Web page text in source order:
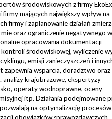
środowiskowych z firmy
mających największy wpływ na
firmy i zaplanowanie działań
oraz ograniczenie negatywnego
opracowania dokumentacji
środowiskowej, wyliczenie
emisji zanieczyszczeń i
zapewnia wsparcia, doradztwo oraz
krajobrazowe, ekspertyzy
operaty wodnoprawne, oceny
itp. Działania podejmowane
na optymalizację
obowiązków sprawozdawczych,